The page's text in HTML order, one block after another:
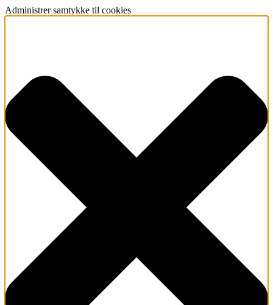
Administrer samtykke til cookies